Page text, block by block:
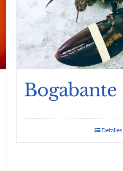
Bogabante
Detalles